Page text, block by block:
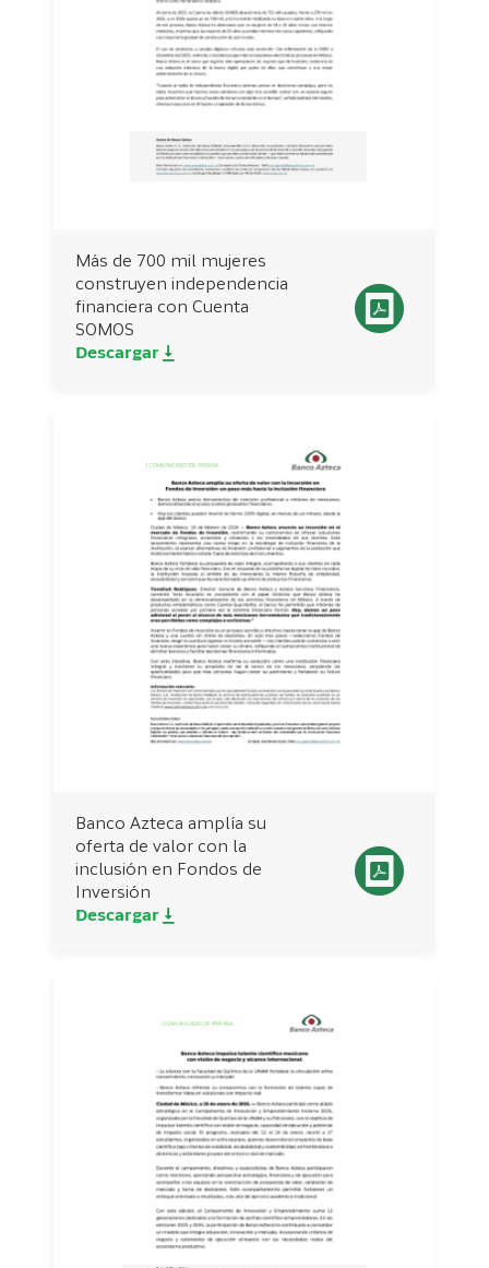
Más de 700 mil mujeres
construyen independencia
financiera con Cuenta
SOMOS
Descargar
Banco Azteca amplía su
oferta de valor con la
inclusión en Fondos de
Inversión
Descargar